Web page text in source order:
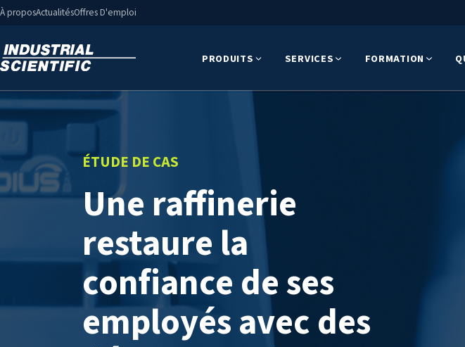
À proposActualitésOffres D'emploi
PRODUITS SERVICES FORMATION
ÉTUDE DE CAS
Une raffinerie
restaure la
confiance de ses
employés avec des